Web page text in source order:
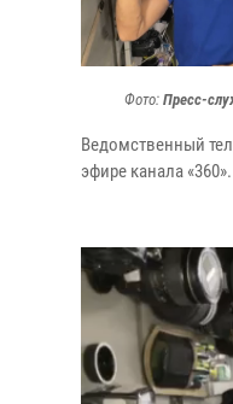
Фото: Пресс-
Ведомственный
эфире канала «360».